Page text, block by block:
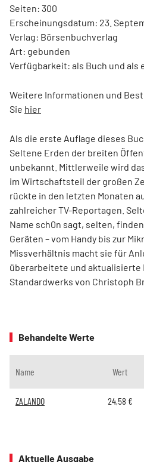
Seiten: 300
Erscheinungsdatum: 23.
Verlag: Börsenbuchverlag
Art: gebunden
Verfügbarkeit: als Buch und als
Weitere Informationen und
Sie hier
Als die erste Auflage dieses
Seltene Erden der breiten
unbekannt. Mittlerweile wird
im Wirtschafts­teil der großen
rückte in den letzten Monaten
zahl­reicher TV-Reportagen.
Name sch0n sagt, selten,
Geräten – vom Handy bis zur
Missverhältnis macht sie für
überarbeitete und aktualisierte
Standardwerks von Christoph
Behandelte Werte
Name Wert
ZALANDO 24,58 €
Aktuelle Ausgabe